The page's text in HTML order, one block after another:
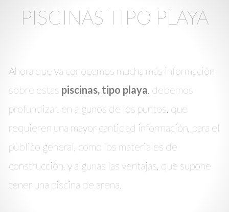
PISCINAS TIPO PLAYA
Ahora que ya conocemos mucha más información
sobre estas piscinas, tipo playa , debemos
profundizar, en algunos de los puntos, que
requieren una mayor cantidad información, para el
público general, como los materiales de
construcción, y algunas las ventajas, que supone
tener una piscina de arena.